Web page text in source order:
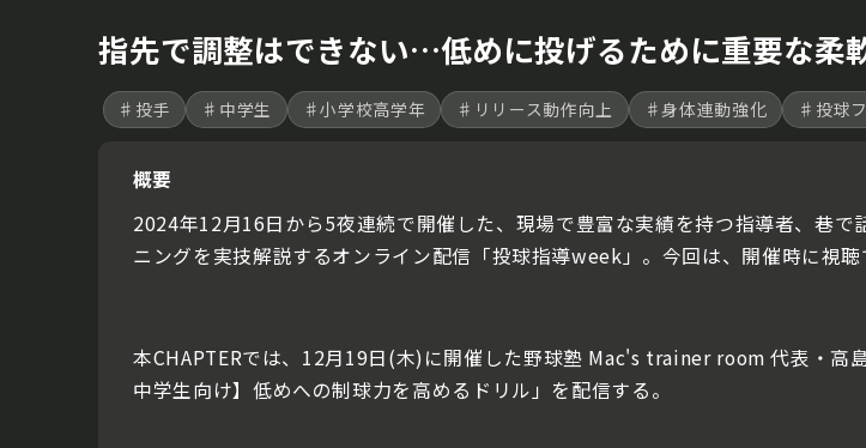
指先で調整はできない…低めに投げるために重要な柔
♯投手 ♯中学生 ♯小学校高学年 ♯リリース動作向上 ♯身体連動強化 ♯投球
概要
2024年12月16日から5夜連続で開催した、現場で豊富な実績を持つ指導者、巷
ニングを実技解説するオンライン配信「投球指導week」。今回は、開催時に視
本CHAPTERでは、12月19日(木)に開催した野球塾 Mac's trainer room 代表・高
中学生向け】低めへの制球力を高めるドリル」を配信する。